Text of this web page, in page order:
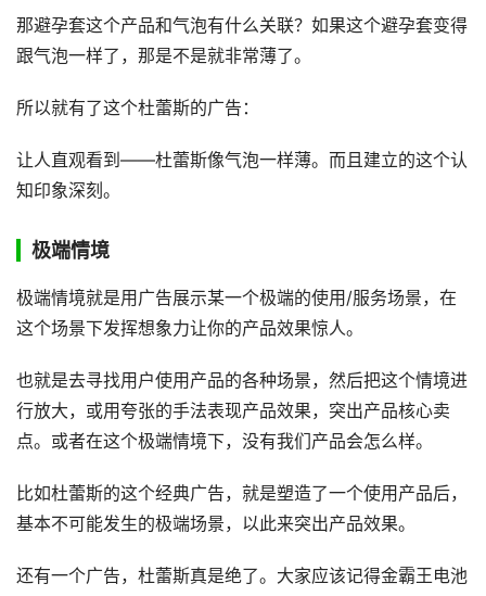
那避孕套这个产品和气泡有什么关联？如果这个避孕套变得
跟气泡一样了，那是不是就非常薄了。
所以就有了这个杜蕾斯的广告：
让人直观看到——杜蕾斯像气泡一样薄。而且建立的这个认
知印象深刻。
极端情境
极端情境就是用广告展示某一个极端的使用/服务场景，在
这个场景下发挥想象力让你的产品效果惊人。
也就是去寻找用户使用产品的各种场景，然后把这个情境进
行放大，或用夸张的手法表现产品效果，突出产品核心卖
点。或者在这个极端情境下，没有我们产品会怎么样。
比如杜蕾斯的这个经典广告，就是塑造了一个使用产品后，
基本不可能发生的极端场景，以此来突出产品效果。
还有一个广告，杜蕾斯真是绝了。大家应该记得金霸王电池